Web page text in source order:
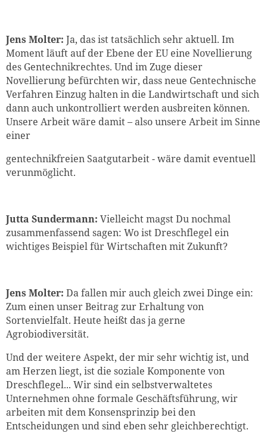
Jens Molter: Ja, das ist tatsächlich sehr aktuell. Im
Moment läuft auf der Ebene der EU eine Novellierung
des Gentechnikrechtes. Und im Zuge dieser
Novellierung befürchten wir, dass neue Gentechnische
Verfahren Einzug halten in die Landwirtschaft und sich
dann auch unkontrolliert werden ausbreiten können.
Unsere Arbeit wäre damit – also unsere Arbeit im Sinne
einer
gentechnikfreien Saatgutarbeit - wäre damit eventuell
verunmöglicht.
Jutta Sundermann: Vielleicht magst Du nochmal
zusammenfassend sagen: Wo ist Dreschflegel ein
wichtiges Beispiel für Wirtschaften mit Zukunft?
Jens Molter: Da fallen mir auch gleich zwei Dinge ein:
Zum einen unser Beitrag zur Erhaltung von
Sortenvielfalt. Heute heißt das ja gerne
Agrobiodiversität.
Und der weitere Aspekt, der mir sehr wichtig ist, und
am Herzen liegt, ist die soziale Komponente von
Dreschflegel... Wir sind ein selbstverwaltetes
Unternehmen ohne formale Geschäftsführung, wir
arbeiten mit dem Konsensprinzip bei den
Entscheidungen und sind eben sehr gleichberechtigt.